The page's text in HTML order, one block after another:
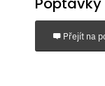
Přejít na